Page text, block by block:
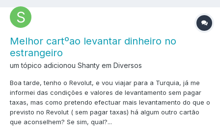
Melhor cartºao levantar dinheiro no
estrangeiro
um tópico adicionou Shanty em Diversos
Boa tarde, tenho o Revolut, e vou viajar para a Turquia, já me
informei das condições e valores de levantamento sem pagar
taxas, mas como pretendo efectuar mais levantamento do que o
previsto no Revolut ( sem pagar taxas) há algum outro cartão
que aconselhem? Se sim, qual?...